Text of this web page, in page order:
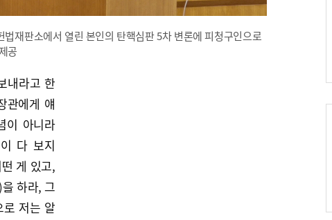
재판소에서 열린 본인의 탄핵심판 5차 변론에 피청구인으로
공
내라고 한
관에게 얘
이 아니라
다 보지
게 있고,
하라, 그
로 저는 알